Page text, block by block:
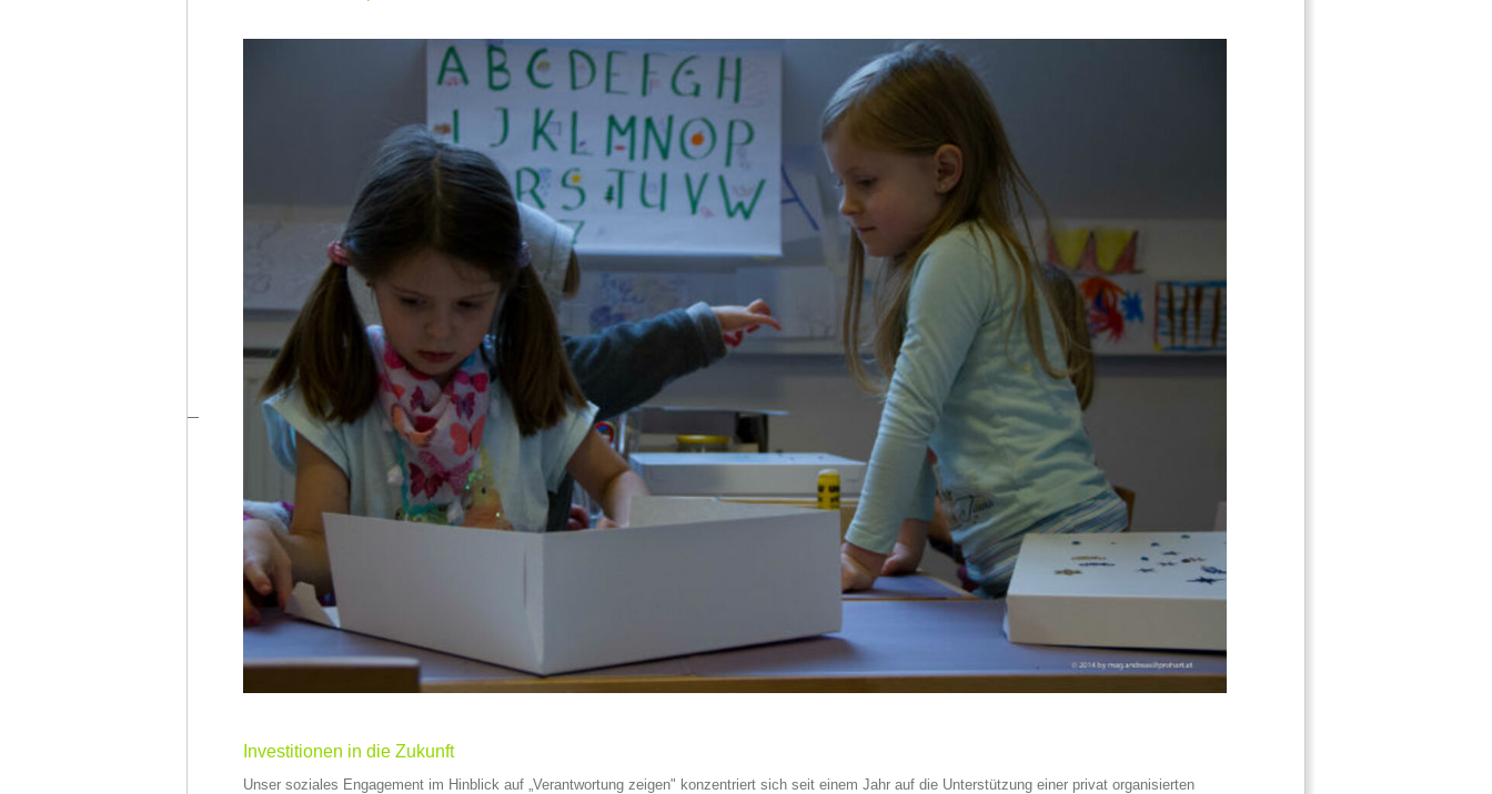
Investitionen in die Zukunft
Unser soziales Engagement im Hinblick auf „Verantwortung zeigen" konzentriert sich seit einem Jahr auf die Unterstützung einer privat organisierten